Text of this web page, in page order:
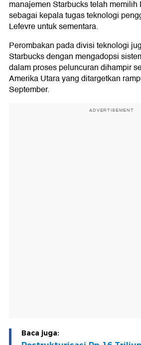
manajemen Starbucks telah memilih
sebagai kepala tugas teknologi
Lefevre untuk sementara.
Perombakan pada divisi teknologi
Starbucks dengan mengadopsi
dalam proses peluncuran dihampir
Amerika Utara yang ditargetkan
September.
ADVERTISEMENT
Baca juga: